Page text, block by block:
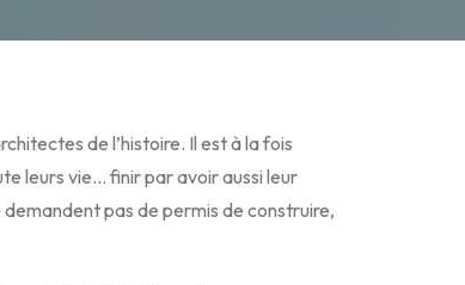
de l’histoire. Il est à la fois
leurs vie… finir par avoir aussi leur
pas de permis de construire,